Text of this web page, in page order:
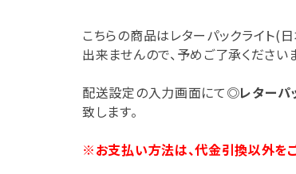
こちらの商品はレターパックライト(
出来ませんので、予めご了承ください
配送設定の入力画面にて◎レターパ
致します。
※お支払い方法は、代金引換以外をご